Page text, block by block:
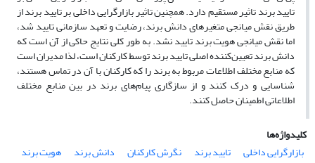
تایید برند تاثیر مستقیم دارد. همچنین تاثیر بازارگرایی داخلی بر تایید برند از
طریق نقش میانجی متغیرهای دانش برند، رضایت و تعهد سازمانی تایید شد،
اما نقش میانجی هویت برند تایید نشد. به طور کلی نتایج حاکی از آن است که
دانش برند تعیین‌کننده اصلی تایید برند توسط کارکنان است، لذا مدیران است
که منابع مختلف اطلاعات مربوط به برند را که کارکنان با آن در تماس هستند،
شناسایی و درک کنند و از سازگاری پیام‌های برند در بین منابع مختلف
اطلاعاتی اطمینان حاصل کنند.
کلیدواژه‌ها
بازارگرایی داخلی
تایید برند نگرش کارکنان دانش برند
هویت برند